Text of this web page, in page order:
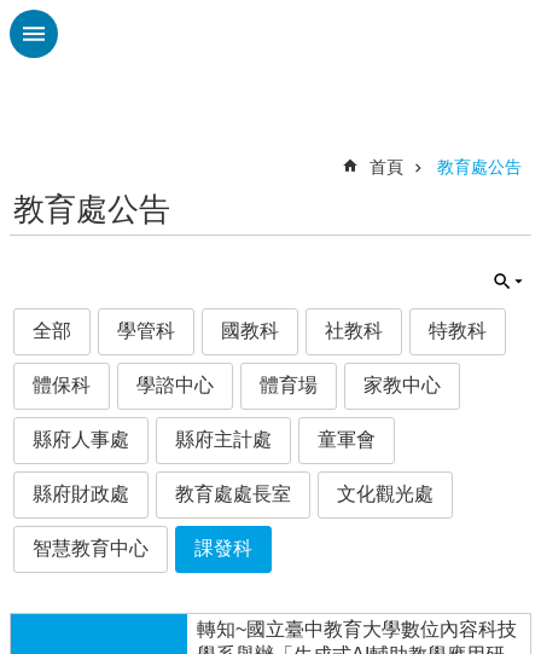
跳到主要內容區塊
認
校
刊
專
欄
校
園
動
態
政
首頁 教育處公告
教育處公告
全部 學管科 國教科 社教科 特教科
體保科 學諮中心 體育場 家教中心
縣府人事處 縣府主計處 童軍會
縣府財政處 教育處處長室 文化觀光處
智慧教育中心 課發科
轉知~國立臺中教育大學數位內容科技